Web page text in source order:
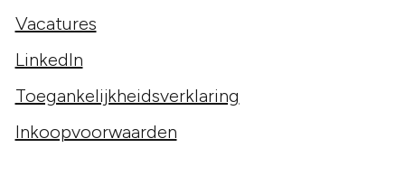
Vacatures
LinkedIn
Toegankelijkheidsverklaring
Inkoopvoorwaarden